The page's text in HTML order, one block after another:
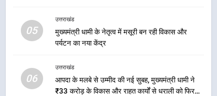
05
उत्तराखंड
मुख्यमंत्री धामी के नेतृत्व में मसूरी बन रही विकास और
पर्यटन का नया केंद्र
06
उत्तराखंड
आपदा के मलबे से उम्मीद की नई सुबह, मुख्यमंत्री धामी ने
₹33 करोड़ के विकास और राहत कार्यों से धराली को फिर
3
मुख्यमंत्री धामी के प्रयासों से बनबसा रेलवे